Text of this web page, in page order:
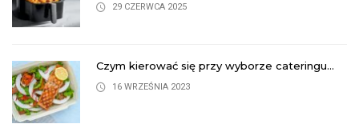
29 CZERWCA 2025
Czym kierować się przy wyborze cateringu...
16 WRZEŚNIA 2023